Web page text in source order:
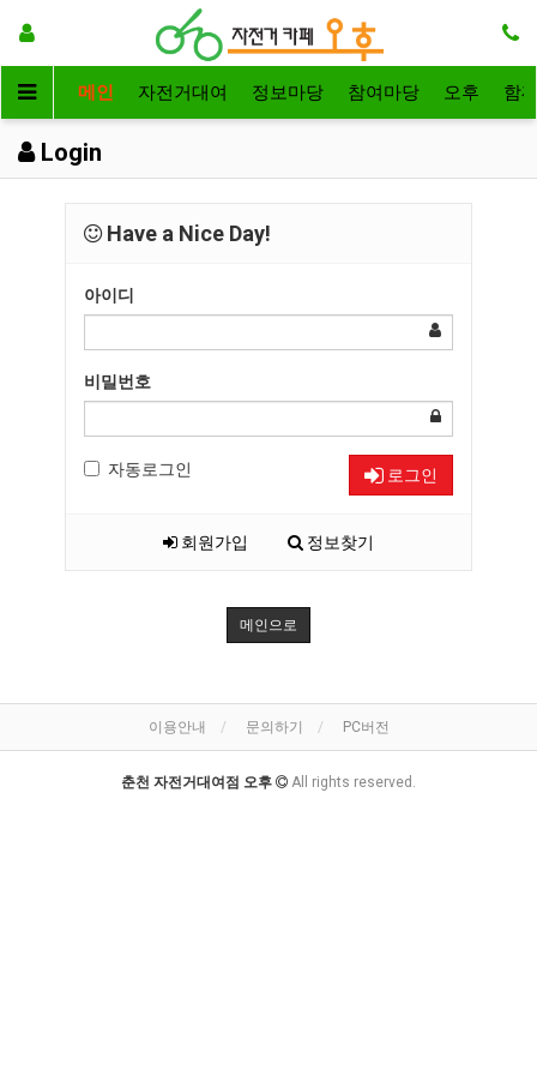
메인 자전거대여 정보마당 참여마당 오후 함
Login
Have a Nice Day!
아이디
비밀번호
자동로그인 로그인
회원가입 정보찾기
메인으로
이용안내 문의하기 PC버전
춘천 자전거대여점 오후 All rights reserved.